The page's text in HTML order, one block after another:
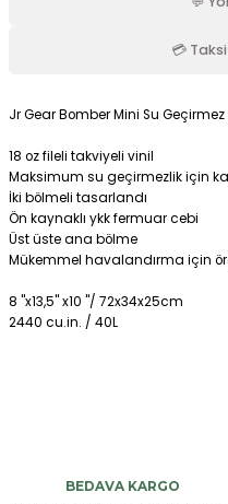
💳
Jr Gear Bomber Mini Su
18 oz fileli takviyeli vinil
Maksimum su geçirmezlik için
İki bölmeli tasarlandı
Ön kaynaklı ykk fermuar cebi
Üst üste ana bölme
Mükemmel havalandırma için
8 "x13,5" x10 "/ 72x34x25cm
2440 cu.in. / 40L
BEDAVA KARGO